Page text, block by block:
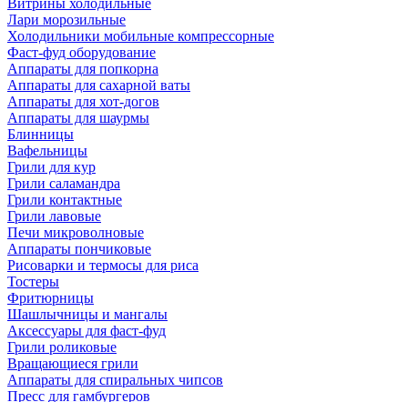
Витрины холодильные
Лари морозильные
Холодильники мобильные компрессорные
Фаст-фуд оборудование
Аппараты для попкорна
Аппараты для сахарной ваты
Аппараты для хот-догов
Аппараты для шаурмы
Блинницы
Вафельницы
Грили для кур
Грили саламандра
Грили контактные
Грили лавовые
Печи микроволновые
Аппараты пончиковые
Рисоварки и термосы для риса
Тостеры
Фритюрницы
Шашлычницы и мангалы
Аксессуары для фаст-фуд
Грили роликовые
Вращающиеся грили
Аппараты для спиральных чипсов
Пресс для гамбургеров